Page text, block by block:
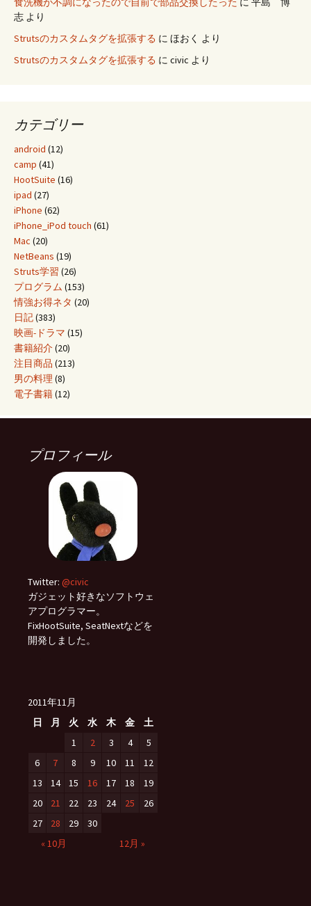
志 より
Strutsのカスタムタグを拡張する に ほおく より
Strutsのカスタムタグを拡張する に civic より
カテゴリー
android (12)
camp (41)
HootSuite (16)
ipad (27)
iPhone (62)
iPhone_iPod touch (61)
Mac (20)
NetBeans (19)
Struts学習 (26)
プログラム (153)
情強お得ネタ (20)
日記(383)
映画-ドラマ (15)
書籍紹介(20)
注目商品 (213)
男の料理 (8)
電子書籍(12)
プロフィール
Twitter: @civic
ガジェット好きなソフトウェ
アプログラマー。
FixHootSuite, SeatNextなどを
開発しました。
2011年11月
日
月 火 水 木 金
土
1
2 3 4
5
6
7 8 9 10 11
12
13
14 15 16 17 18
19
20
21 22 23 24 25
26
27
28 29
30
« 10月
12月 »